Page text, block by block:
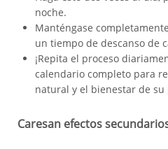
noche.
Manténgase
un tiempo de descanso de
¡Repita el proceso
calendario completo para
natural y el bienestar de su
Caresan efectos